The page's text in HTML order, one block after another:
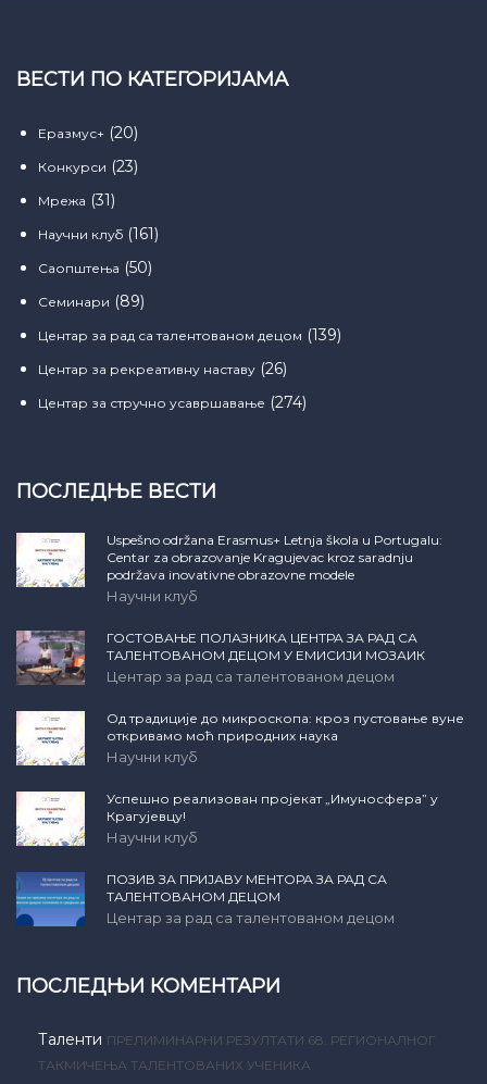
ВЕСТИ ПО КАТЕГОРИЈАМА
Еразмус+ (20)
Конкурси (23)
Мрежа (31)
Научни клуб (161)
Саопштења (50)
Семинари (89)
Центар за рад са талентованом децом (139)
Центар за рекреативну наставу (26)
Центар за стручно усавршавање (274)
ПОСЛЕДЊЕ ВЕСТИ
Uspešno održana Erasmus+ Letnja škola u Portugalu:
Centar za obrazovanje Kragujevac kroz saradnju
podržava inovativne obrazovne modele
Научни клуб
ГОСТОВАЊЕ ПОЛАЗНИКА ЦЕНТРА ЗА РАД СА
ТАЛЕНТОВАНОМ ДЕЦОМ У ЕМИСИЈИ МОЗАИК
Центар за рад са талентованом децом
Од традиције до микроскопа: кроз пустовање вуне
откривамо моћ природних наука
Научни клуб
Успешно реализован пројекат „Имуносфера” у
Крагујевцу!
Научни клуб
ПОЗИВ ЗА ПРИЈАВУ МЕНТОРА ЗА РАД СА
ТАЛЕНТОВАНОМ ДЕЦОМ
Центар за рад са талентованом децом
ПОСЛЕДЊИ КОМЕНТАРИ
Таленти ПРЕЛИМИНАРНИ РЕЗУЛТАТИ 68. РЕГИОНАЛНОГ
ТАКМИЧЕЊА ТАЛЕНТОВАНИХ УЧЕНИКА